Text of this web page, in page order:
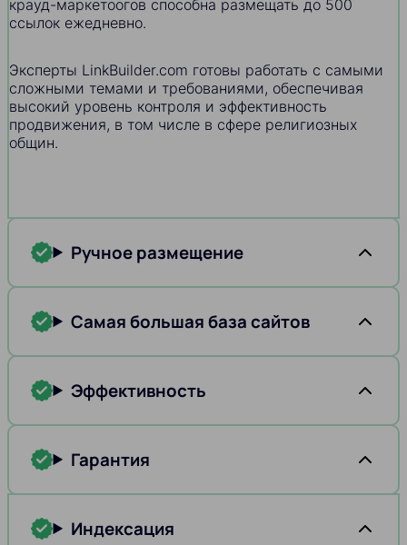
крауд-маркетоогов способна размещать до 500
ссылок ежедневно.
Эксперты LinkBuilder.com готовы работать с самыми
сложными темами и требованиями, обеспечивая
высокий уровень контроля и эффективность
продвижения, в том числе в сфере религиозных
общин.
Ручное размещение
Самая большая база сайтов
Эффективность
Гарантия
Индексация